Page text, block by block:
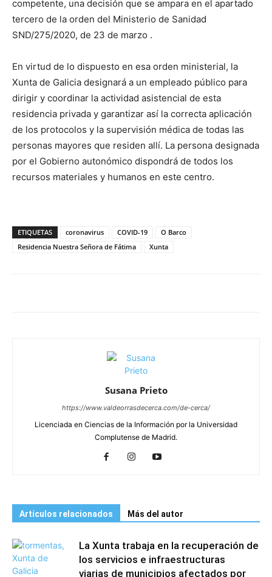
competente, una decisión que se ampara en el apartado
tercero de la orden del Ministerio de Sanidad
SND/275/2020, de 23 de marzo .
En virtud de lo dispuesto en esa orden ministerial, la
Xunta de Galicia designará a un empleado público para
dirigir y coordinar la actividad asistencial de esta
residencia privada y garantizar así la correcta aplicación
de los protocolos y la supervisión médica de todas las
personas mayores que residen allí. La persona designada
por el Gobierno autonómico dispondrá de todos los
recursos materiales y humanos en este centro.
ETIQUETAS coronavirus COVID-19
O Barco
Residencia Nuestra Señora de Fátima
Xunta
Susana Prieto
https://www.valdeorrasdecerca.com/de-cerca/
Licenciada en Ciencias de la Información por la Universidad
Complutense de Madrid.
Artículos relacionados Más del autor
La Xunta trabaja en la recuperación de
los servicios e infraestructuras
viarias de municipios afectados por